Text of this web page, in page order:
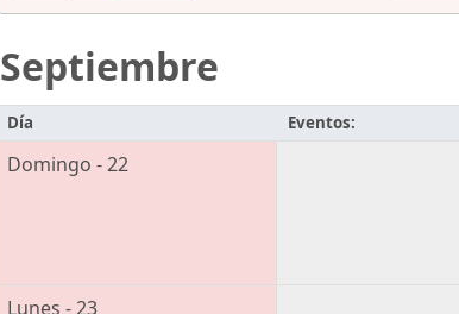
Septiembre
Día Eventos:
Domingo - 22
Lunes - 23